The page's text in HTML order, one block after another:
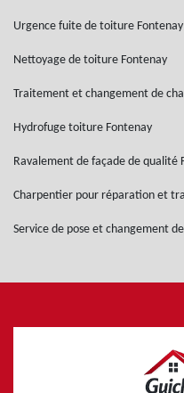
Urgence fuite de toiture Fontenay
Nettoyage de toiture Fontenay
Traitement et changement de
Hydrofuge toiture Fontenay
Ravalement de façade de qualité
Charpentier pour réparation et
Service de pose et changement